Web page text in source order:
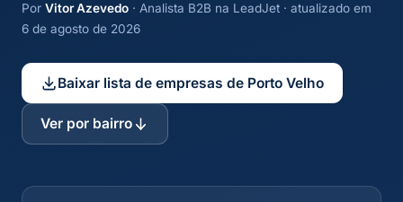
Por Vitor Azevedo · Analista B2B na LeadJet · atualizado em
6 de agosto de 2026
Baixar lista de empresas de Porto Velho
Ver por bairro